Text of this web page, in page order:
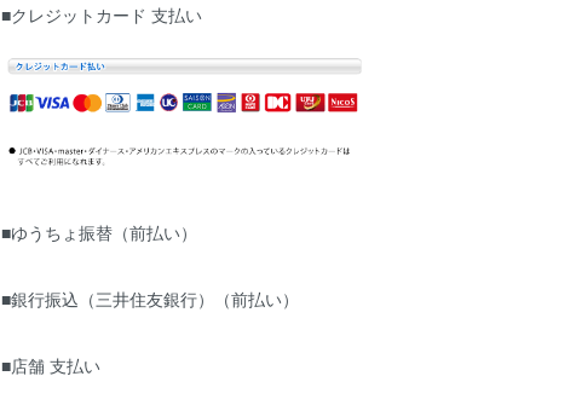
■クレジットカード 支払い
■ゆうちょ振替（前払い）
■銀行振込（三井住友銀行）（前払い）
■店舗 支払い